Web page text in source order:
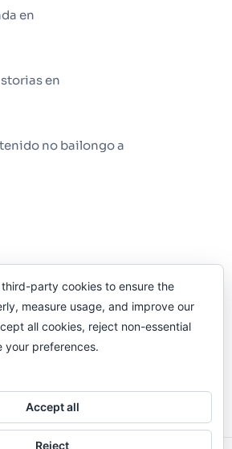
en
en
no bailongo a
no puede tener teléfono, que
party cookies to ensure the
measure usage, and improve our
all cookies, reject non-essential
your preferences.
Accept all
Reject